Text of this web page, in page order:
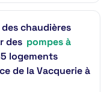
chaudières
des pompes à
logements
de la Vacquerie à